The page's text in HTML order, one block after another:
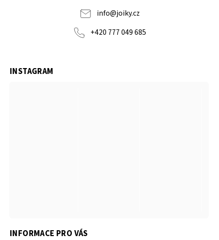
info@joiky.cz
+420 777 049 685
INFORMACE PRO VÁS
INSTAGRAM